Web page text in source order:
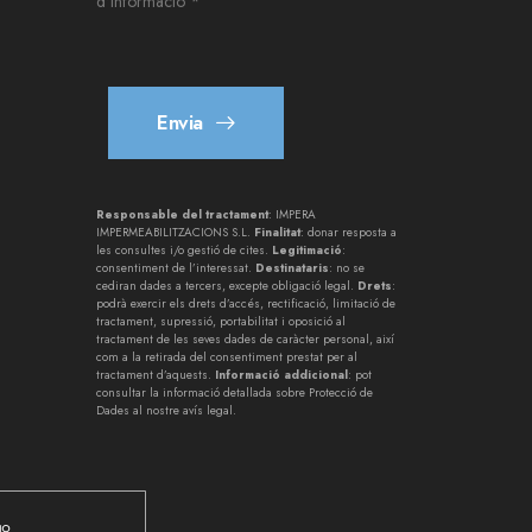
n
Envia
Responsable del tractament: IMPERA
IMPERMEABILITZACIONS S.L. Finalitat: donar resposta a
les consultes i/o gestió de cites. Legitimació:
consentiment de l’interessat. Destinataris: no se
cediran dades a tercers, excepte obligació legal. Drets:
podrà exercir els drets d’accés, rectificació, limitació de
tractament, supressió, portabilitat i oposició al
tractament de les seves dades de caràcter personal, així
com a la retirada del consentiment prestat per al
tractament d’aquests. Informació addicional: pot
consultar la informació detallada sobre Protecció de
Dades al nostreavís legal.